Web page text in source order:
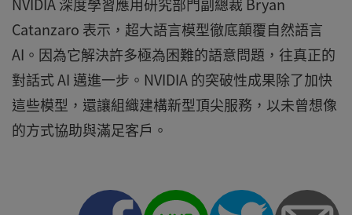
NVIDIA 深度學習應用研究部門副總裁 Bryan
Catanzaro 表示，超大語言模型徹底顛覆自然語言
AI。因為它解決許多極為困難的語意問題，往真正的
對話式 AI 邁進一步。NVIDIA 的突破性成果除了加快
這些模型，還讓組織建構新型頂尖服務，以未曾想像
的方式協助與滿足客戶。